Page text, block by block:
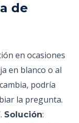
de
en ocasiones
en blanco o al
podría
la pregunta.
Solución: